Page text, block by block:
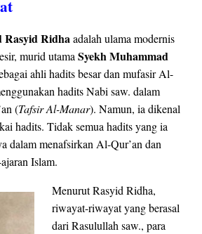
Rasyid Ridhaadalah ulama modernis
murid utama Syekh Muhammad
ahli hadits besar dan mufasir Al-
hadits Nabi saw. dalam
(Tafsir Al-Manar). Namun, ia dikenal
hadits. Tidak semua hadits yang ia
dalam menafsirkan Al-Qur’an dan
Islam.
Menurut Rasyid Ridha,
riwayat-riwayat yang berasal
dari Rasulullah saw., para